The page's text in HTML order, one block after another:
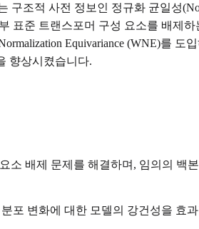
조적 사전 정보인 정규화 균일성
표준 트랜스포머 구성 요소를 배제
Equivariance (WNE)를
향상시켰습니다.
소 배제 문제를 해결하며, 임의의 백
포 변화에 대한 모델의 강건성을 효